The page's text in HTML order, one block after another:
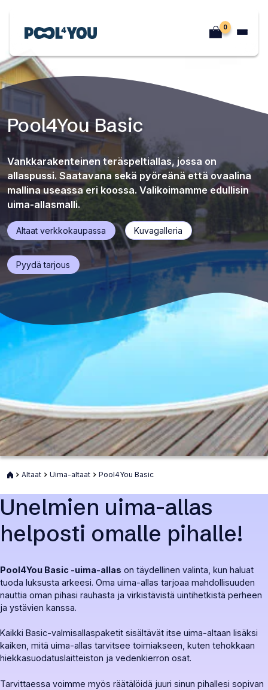
0
Pool4You Basic
Vankkarakenteinen teräspeltiallas, jossa on
allaspussi. Saatavana sekä pyöreänä että ovaalina
mallina useassa eri koossa. Valikoimamme edullisin
uima-allasmalli.
Altaat verkkokaupassa (Siirtyy
sivulla
toiseen
osioon)
Kuvagalleria (Siirtyy
sivulla
toiseen
osioon)
Pyydä tarjous Avaa
popup
ikkunan
EtusivuAltaat Uima-altaat Pool4You Basic
Unelmien uima-allas
helposti omalle pihalle!
Pool4You Basic -uima-allas on täydellinen valinta, kun haluat
tuoda luksusta arkeesi. Oma uima-allas tarjoaa mahdollisuuden
nauttia oman pihasi rauhasta ja virkistävistä uintihetkistä perheen
ja ystävien kanssa.
Kaikki Basic-valmisallaspaketit sisältävät itse uima-altaan lisäksi
kaiken, mitä uima-allas tarvitsee toimiakseen, kuten tehokkaan
hiekkasuodatuslaitteiston ja vedenkierron osat.
Tarvittaessa voimme myös räätälöidä juuri sinun pihallesi sopivan